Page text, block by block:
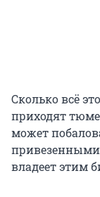
Сколько всё
приходят
может
привезенными
владеет этим